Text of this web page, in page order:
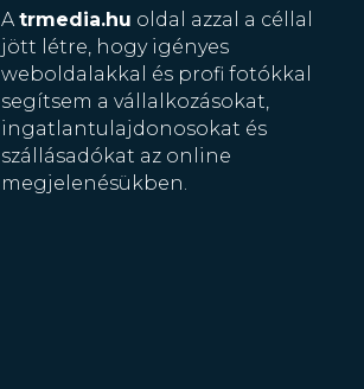
Atrmedia.hu oldal azzal a céllal
jött létre, hogy igényes
weboldalakkal és profi fotókkal
segítsem a vállalkozásokat,
ingatlantulajdonosokat és
szállásadókat az online
megjelenésükben.